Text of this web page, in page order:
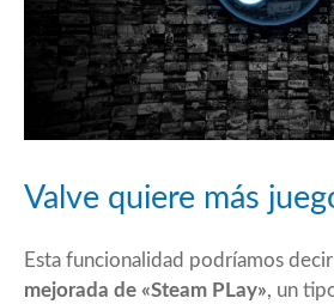
Valve quiere más
Esta funcionalidad podríamos
mejorada de «Steam PLay», un